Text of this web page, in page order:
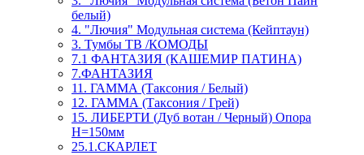
белый)
4. "Лючия" Модульная система (Кейптаун)
3. Тумбы ТВ /КОМОДЫ
7.1 ФАНТАЗИЯ (КАШЕМИР ПАТИНА)
7.ФАНТАЗИЯ
11. ГАММА (Таксония / Белый)
12. ГАММА (Таксония / Грей)
15. ЛИБЕРТИ (Дуб вотан / Черный) Опора
Н=150мм
25.1.СКАРЛЕТ